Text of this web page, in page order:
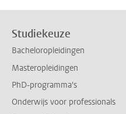
Studiekeuze
Bacheloropleidingen
Masteropleidingen
PhD-programma's
Onderwijs voor professionals